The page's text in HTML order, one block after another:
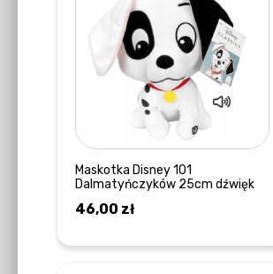
Maskotka Disney 101
Dalmatyńczyków 25cm dźwięk
46,00 zł